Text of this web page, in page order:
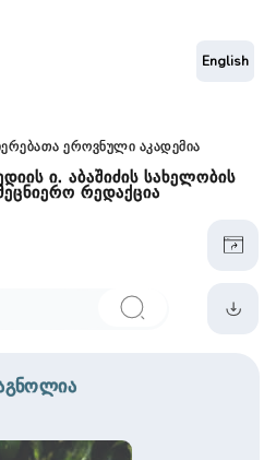
ეროვნული აკადემია
ი. აბაშიძის სახელობის
რედაქცია
English